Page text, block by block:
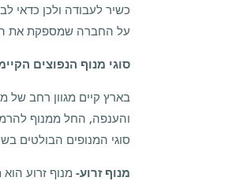
כשיר לעבודה ולכן כדאי
על החברה שמספקת את
סוגי מנוף הנפוצים
בארץ קיים מגוון רחב של
והענפה, החל ממנוף
סוגי המנופים הבולטים
מנוף זרוע- מנוף זרוע